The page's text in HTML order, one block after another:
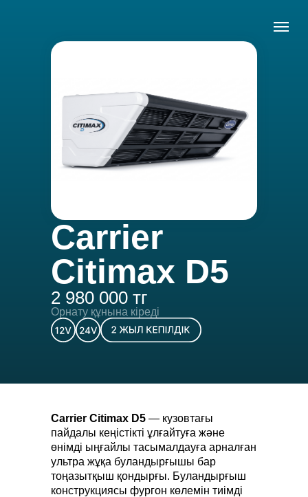
Carrier
Citimax D5
2 980 000 тг
Орнату құнына кіреді
Carrier Citimax D5 — кузовтағы
пайдалы кеңістікті ұлғайтуға және
өнімді ыңғайлы тасымалдауға арналған
ультра жұқа буландырғышы бар
тоңазытқыш қондырғы. Буландырғыш
конструкциясы фургон көлемін тиімді